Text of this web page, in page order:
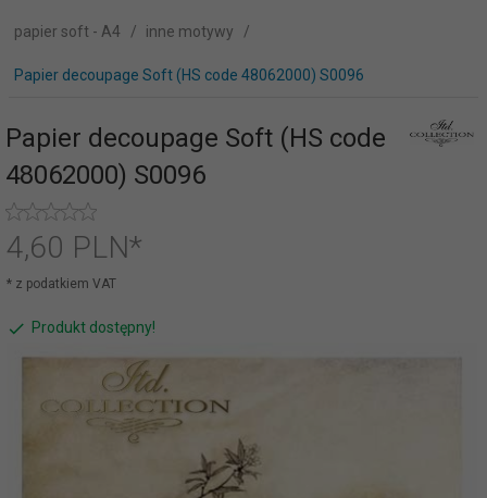
papier soft - A4 inne motywy
Papier decoupage Soft (HS code 48062000) S0096
Papier decoupage Soft (HS code
48062000) S0096
4,60 PLN*
* z podatkiem VAT
Produkt dostępny!